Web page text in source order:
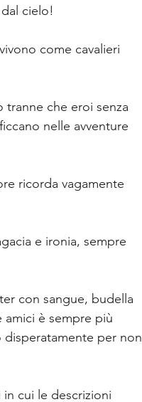
cielo!
come cavalieri
che eroi senza
nelle avventure
ricorda vagamente
e ironia, sempre
con sangue, budella
è sempre più
per non
cui le descrizioni